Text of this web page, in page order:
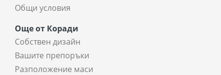
Общи условия
Още от Коради
Собствен дизайн
Вашите препоръки
Разположение маси